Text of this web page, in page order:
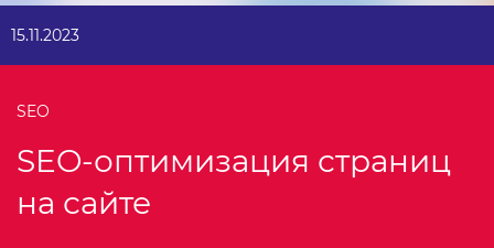
15.11.2023
SEO
SEO-оптимизация страниц
на сайте